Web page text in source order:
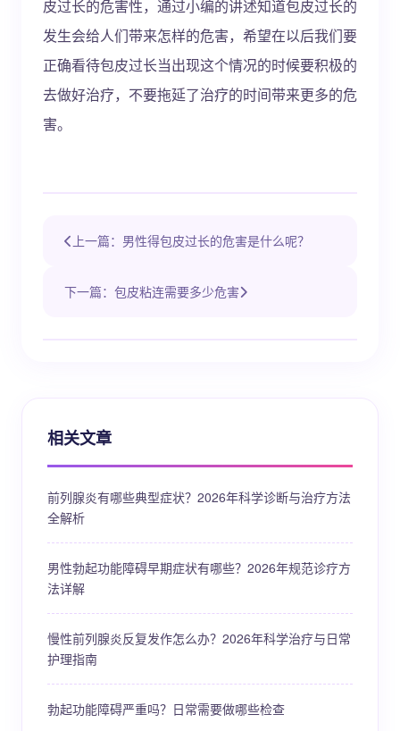
皮过长的危害性，通过小编的讲述知道包皮过长的
发生会给人们带来怎样的危害，希望在以后我们要
正确看待包皮过长当出现这个情况的时候要积极的
去做好治疗，不要拖延了治疗的时间带来更多的危
害。
上一篇：男性得包皮过长的危害是什么呢？
下一篇：包皮粘连需要多少危害
相关文章
前列腺炎有哪些典型症状？2026年科学诊断与治疗方法
全解析
男性勃起功能障碍早期症状有哪些？2026年规范诊疗方
法详解
慢性前列腺炎反复发作怎么办？2026年科学治疗与日常
护理指南
勃起功能障碍严重吗？日常需要做哪些检查